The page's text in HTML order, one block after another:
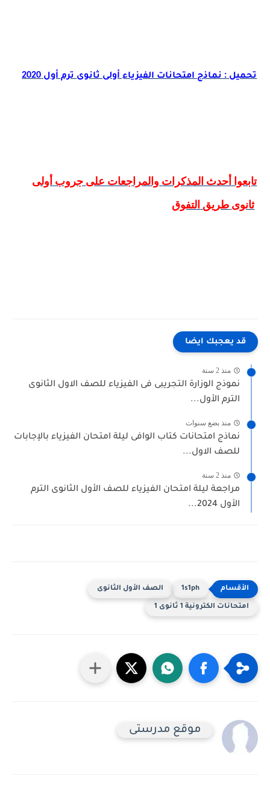
تحميل: نماذج امتحانات الفيزياء أولى ثانوى ترم أول2020
تابعوا أحدث المذكرات والمراجعات على جروب أولى
ثانوى طريق التفوق
قد يعجبك ايضا
منذ 2 سنة
نموذج الوزارة التجريبى فى الفيزياء للصف الاول الثانوى
الترم الأول...
منذ بضع سنوات
نماذج امتحانات كتاب الوافى ليلة امتحان الفيزياء بالإجابات
للصف الاول...
منذ 2 سنة
مراجعة ليلة امتحان الفيزياء للصف الأول الثانوى الترم
الأول 2024...
1s1ph الصف الأول الثانوى
امتحانات الكترونية 1 ثانوى 1
موقع مدرستى